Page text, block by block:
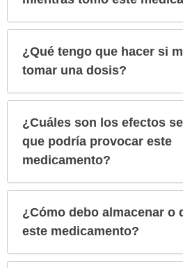
¿Qué tengo que hacer si
tomar una dosis?
¿Cuáles son los efectos
que podría provocar este
medicamento?
¿Cómo debo almacenar o
este medicamento?